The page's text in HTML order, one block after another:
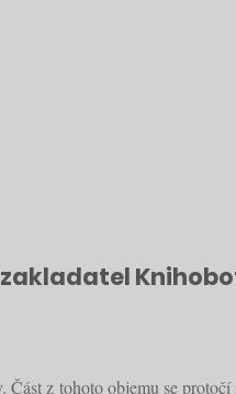
Část z tohoto objemu se